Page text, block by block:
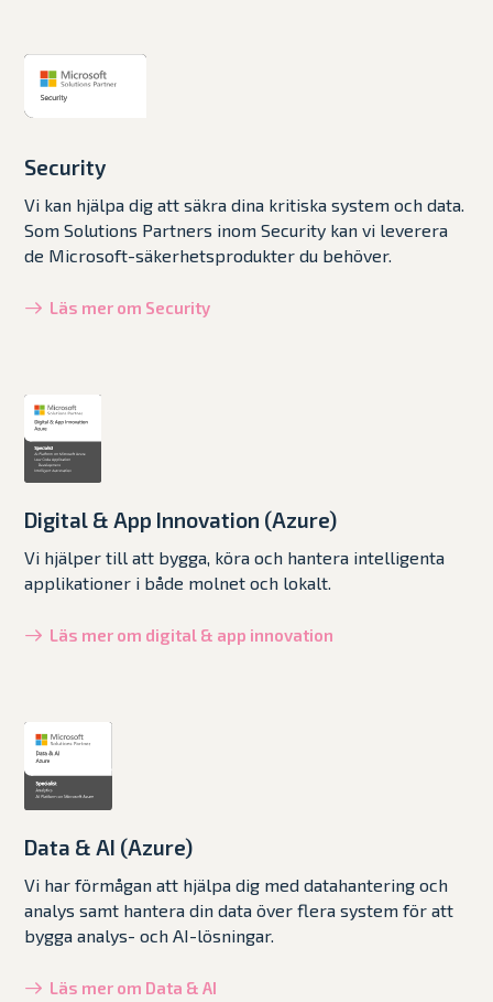
Security
Vi kan hjälpa dig att säkra dina kritiska system och data.
Som Solutions Partners inom Security kan vi leverera
de Microsoft-säkerhetsprodukter du behöver.
Läs mer om Security
Digital & App Innovation (Azure)​
Vi hjälper till att bygga, köra och hantera intelligenta
applikationer i både molnet och lokalt.
Läs mer om digital & app innovation
Data & AI (Azure)​
Vi har förmågan att hjälpa dig med datahantering och
analys samt hantera din data över flera system för att
bygga analys- och AI-lösningar.
Läs mer om Data & AI